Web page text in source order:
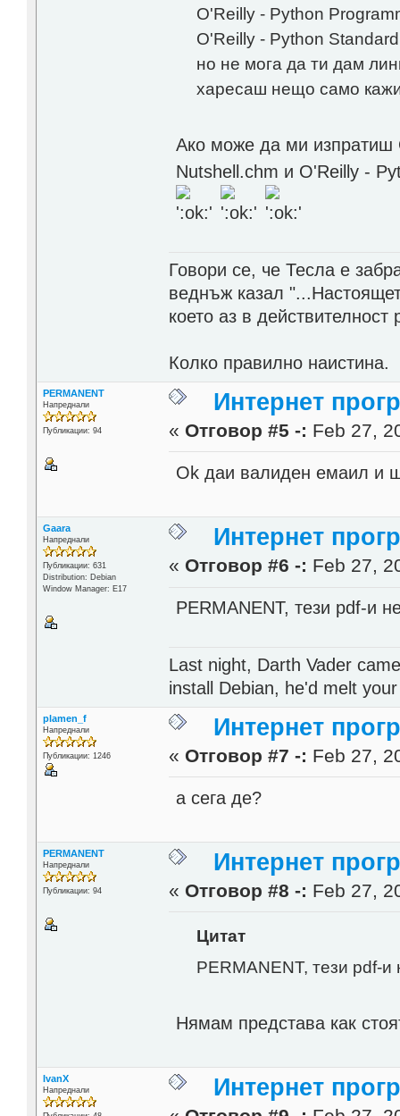
O'Reilly - Python
O'Reilly - Python
но не мога да ти дам
харесаш нещо само кажи
Ако може да ми изпратиш
Nutshell.chm и O'Reilly -
Говори се, че Тесла е
веднъж казал
което аз в
Колко правилно наистина.
PERMANENT
Напреднали
Публикации: 94
Интернет
« Отговор #5 -: Feb 27,
Ok даи валиден емаил и
Gaara
Напреднали
Публикации: 631
Distribution: Debian
Window Manager: E17
Интернет
« Отговор #6 -: Feb 27,
PERMANENT, тези pdf-и
Last night, Darth Vader
install Debian, he'd melt
plamen_f
Напреднали
Публикации: 1246
Интернет
« Отговор #7 -: Feb 27,
а сега де?
PERMANENT
Напреднали
Публикации: 94
Интернет
« Отговор #8 -: Feb 27,
Цитат
PERMANENT, тези pdf-
Нямам представа как
IvanX
Напреднали Интернет